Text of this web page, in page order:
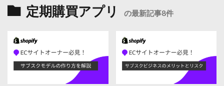
定期購買アプリ の最新記事8件